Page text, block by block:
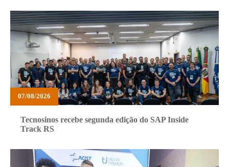
07/08/2026
Tecnosinos recebe segunda edição do SAP Inside
Track RS